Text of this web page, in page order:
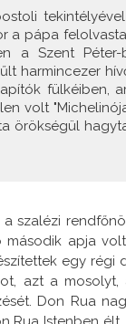
a pápa
a Szent Péter-
harmincezer
fülkéiben,
volt
örökségül
szalézi
apja
egy régi
azt a
Don Rua